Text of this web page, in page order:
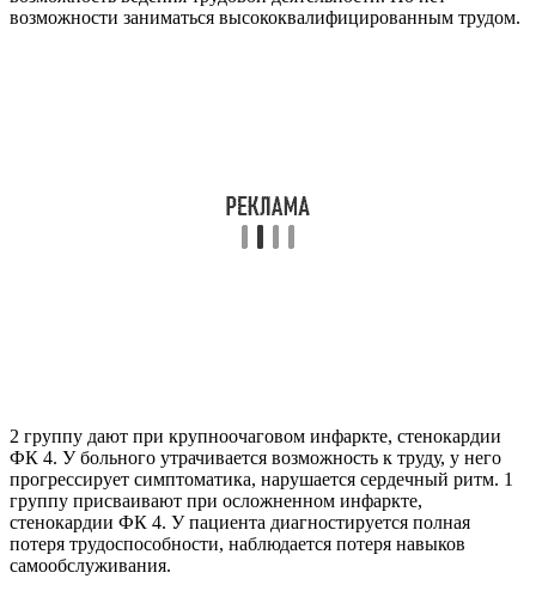
возможности заниматься высококвалифицированным трудом.
2 группу дают при крупноочаговом инфаркте, стенокардии
ФК 4. У больного утрачивается возможность к труду, у него
прогрессирует симптоматика, нарушается сердечный ритм. 1
группу присваивают при осложненном инфаркте,
стенокардии ФК 4. У пациента диагностируется полная
потеря трудоспособности, наблюдается потеря навыков
самообслуживания.